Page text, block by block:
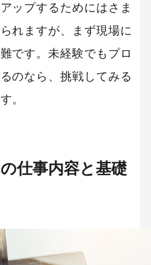
ップするためにはさま
れますが、まず現場に
です。未経験でもプロ
のなら、挑戦してみる
。
仕事内容と基礎